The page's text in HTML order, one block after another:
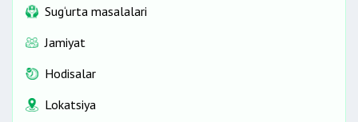
Sug‘urta masalalari
Jamiyat
Hodisalar
Lokatsiya